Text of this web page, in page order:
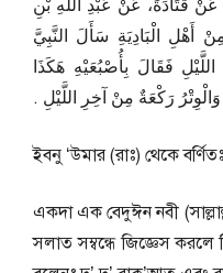
عَنْ قَتَادَةَ، عَنْ عَبْدِ اللَّهِ بْنِ
أَهْلِ الْبَادِيَةِ سَأَلَ النَّبِيَّ
فَقَالَ بِأُصْبُعَيْهِ هَكَذَا
رَكْعَةٌ مِنْ آخِرِ اللَّيْلِ ‏.‏
ইবনু ‘উমার (রাঃ) থেকে বর্ণিতঃ
একদা এক বেদুঈন নবী
সলাত সম্বন্ধে জিজ্ঞেস